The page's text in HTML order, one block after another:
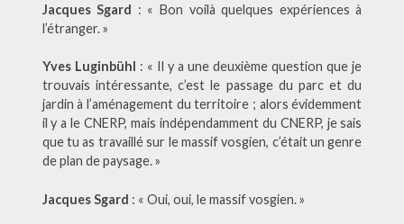
Jacques Sgard : « Bon voilà quelques expériences à
l’étranger. »
Yves Luginbühl : « Il y a une deuxième question que je
trouvais intéressante, c’est le passage du parc et du
jardin à l’aménagement du territoire ; alors évidemment
il y a le CNERP, mais indépendamment du CNERP, je sais
que tu as travaillé sur le massif vosgien, c’était un genre
de plan de paysage. »
Jacques Sgard : « Oui, oui, le massif vosgien. »